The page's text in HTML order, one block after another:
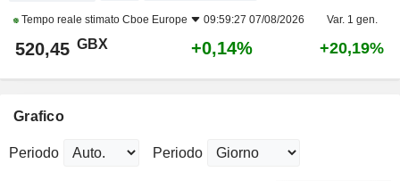
Tempo reale stimato Cboe Europe 09:59:27 07/08/2026 Var. 1 gen.
520,45 GBX +0,14% +20,19%
Grafico
Periodo Periodo